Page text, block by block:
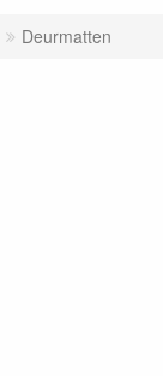
Deurmatten